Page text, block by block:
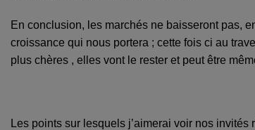
En conclusion, les marchés ne baisseront pas,
croissance qui nous portera ; cette fois ci au
plus chères , elles vont le rester et peut être
Les points sur lesquels j’aimerai voir nos invités